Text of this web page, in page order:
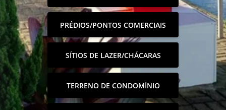
PRÉDIOS/PONTOS COMERCIAIS
SÍTIOS DE LAZER/CHÁCARAS
TERRENO DE CONDOMÍNIO